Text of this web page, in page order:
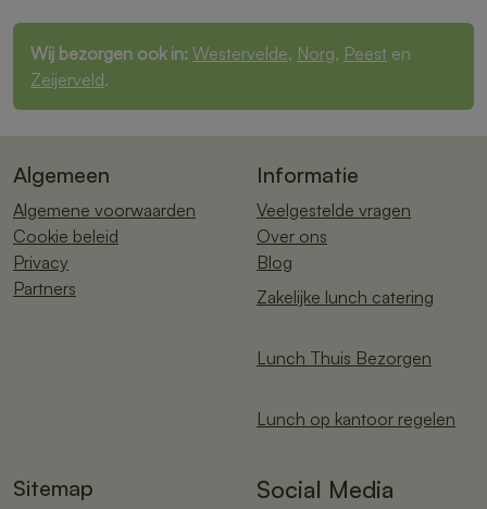
Wij bezorgen ook in: Westervelde, Norg, Peest en
Zeijerveld.
Algemeen
Algemene voorwaarden
Cookie beleid
Privacy
Partners
Informatie
Veelgestelde vragen
Over ons
Blog
Zakelijke lunch catering
Lunch Thuis Bezorgen
Lunch op kantoor regelen
Sitemap Social Media